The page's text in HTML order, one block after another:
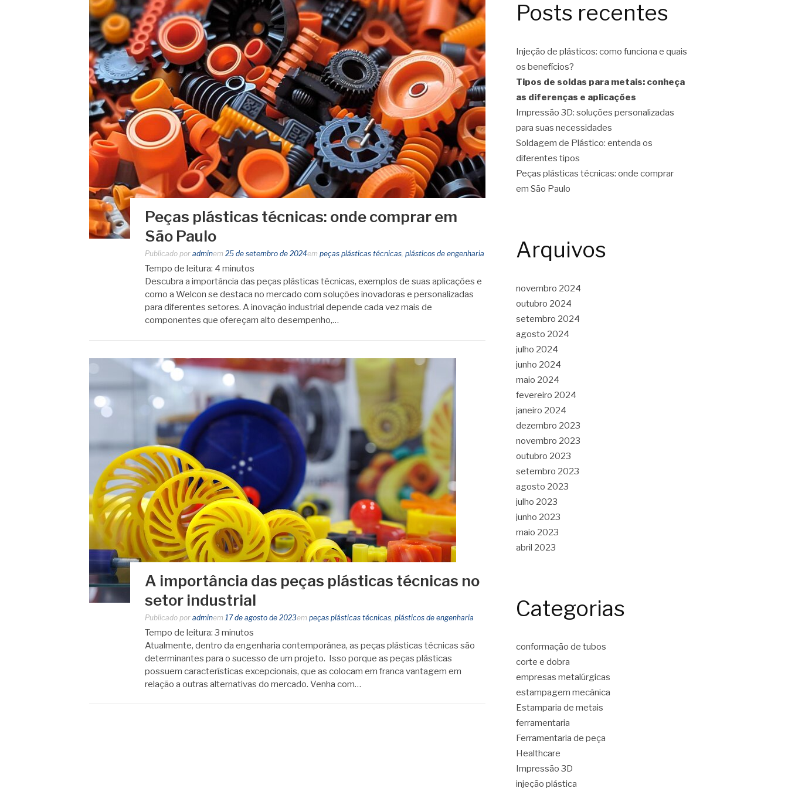
Peças plásticas técnicas: onde comprar em
São Paulo
Publicado por adminem 25 de setembro de 2024em peças plásticas técnicas, plásticos de engenharia
Tempo de leitura: 4 minutos
Descubra a importância das peças plásticas técnicas, exemplos de suas aplicações e
como a Welcon se destaca no mercado com soluções inovadoras e personalizadas
para diferentes setores. A inovação industrial depende cada vez mais de
componentes que ofereçam alto desempenho,…
A importância das peças plásticas técnicas no
setor industrial
Publicado por adminem 17 de agosto de 2023em peças plásticas técnicas plásticos de engenharia
Tempo de leitura: 3 minutos
Atualmente, dentro da engenharia contemporânea, as peças plásticas técnicas são
determinantes para o sucesso de um projeto. Isso porque as peças plásticas
possuem características excepcionais, que as colocam em franca vantagem em
relação a outras alternativas do mercado. Venha com…
Posts recentes
Injeção de plásticos: como funciona e quais
os benefícios?
Tipos de soldas para metais: conheça
as diferenças e aplicações
Impressão 3D: soluções personalizadas
para suas necessidades
Soldagem de Plástico: entenda os
diferentes tipos
Peças plásticas técnicas: onde comprar
em São Paulo
Arquivos
novembro 2024
outubro 2024
setembro 2024
agosto 2024
julho 2024
junho 2024
maio 2024
fevereiro 2024
janeiro 2024
dezembro 2023
novembro 2023
outubro 2023
setembro 2023
agosto 2023
julho 2023
junho 2023
maio 2023
abril 2023
Categorias
conformação de tubos
corte e dobra
empresas metalúrgicas
estampagem mecânica
Estamparia de metais
ferramentaria
Ferramentaria de peça
Healthcare
Impressão 3D
injeção plástica